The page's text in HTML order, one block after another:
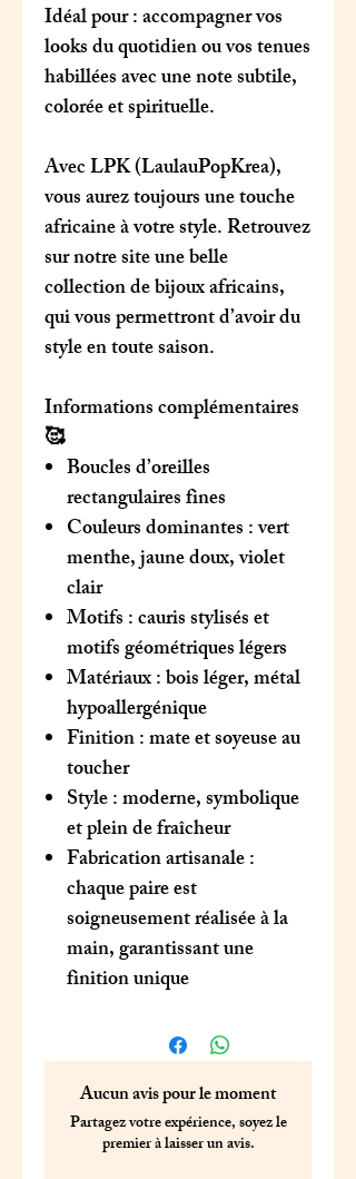
Idéal pour: accompagner vos
looks du quotidien ou vos tenues
habillées avec une note subtile,
colorée et spirituelle.
AvecLPK (LaulauPopKrea),
vous aurez toujours une touche
africaine à votre style. Retrouvez
sur notre site une belle
collection de bijoux africains,
qui vous permettront d’avoir du
style en toute saison.
Informations complémentaires
🥰
Boucles d’oreilles
rectangulaires fines
Couleurs dominantes : vert
menthe, jaune doux, violet
clair
Motifs : cauris stylisés et
motifs géométriques légers
Matériaux : bois léger, métal
hypoallergénique
Finition : mate et soyeuse au
toucher
Style : moderne, symbolique
et plein de fraîcheur
Fabrication artisanale :
chaque paire est
soigneusement réalisée à la
main, garantissant une
finition unique
Aucun avis pour le moment
Partagez votre expérience, soyez le
premier à laisser un avis.